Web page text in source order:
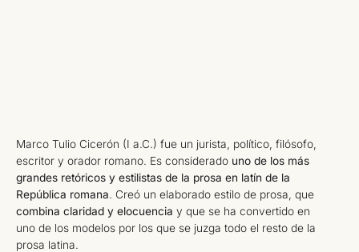
Marco Tulio Cicerón (I a.C.) fue un jurista, político, filósofo,
escritor y orador romano. Es considerado uno de los más
grandes retóricos y estilistas de la prosa en latín de la
República romana. Creó un elaborado estilo de prosa, que
combina claridad y elocuencia y que se ha convertido en
uno de los modelos por los que se juzga todo el resto de la
prosa latina.